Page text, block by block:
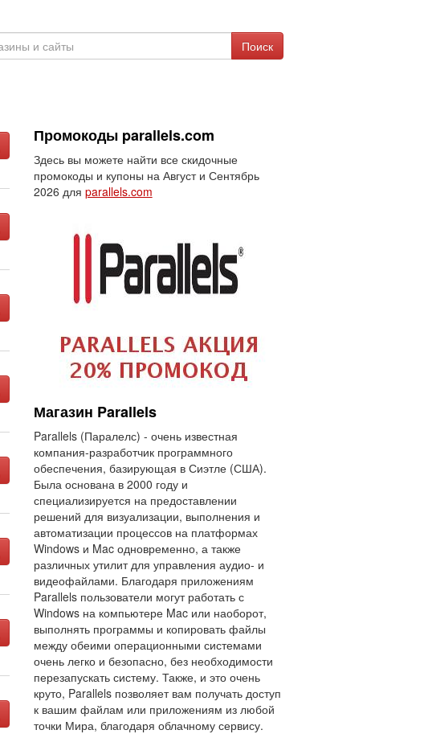
Поиск
Промокоды parallels.com
Здесь вы можете найти все скидочные
промокоды и купоны на Август и Сентябрь
2026 для parallels.com
Магазин Parallels
Parallels (Паралелс) - очень известная
компания-разработчик программного
обеспечения, базирующая в Сиэтле (США).
Была основана в 2000 году и
специализируется на предоставлении
решений для визуализации, выполнения и
автоматизации процессов на платформах
Windows и Mac одновременно, а также
различных утилит для управления аудио- и
видеофайлами. Благодаря приложениям
Parallels пользователи могут работать с
Windows на компьютере Mac или наоборот,
выполнять программы и копировать файлы
между обеими операционными системами
очень легко и безопасно, без необходимости
перезапускать систему. Также, и это очень
круто, Parallels позволяет вам получать доступ
к вашим файлам или приложениям из любой
точки Мира, благодаря облачному сервису.